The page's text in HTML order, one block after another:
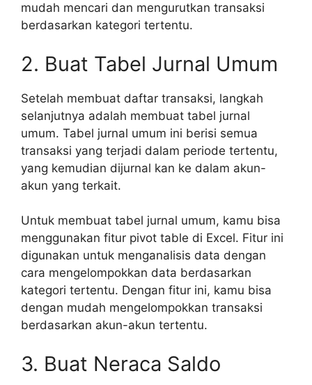
mudah mencari dan mengurutkan transaksi
berdasarkan kategori tertentu.
2. Buat Tabel Jurnal Umum
Setelah membuat daftar transaksi, langkah
selanjutnya adalah membuat tabel jurnal
umum. Tabel jurnal umum ini berisi semua
transaksi yang terjadi dalam periode tertentu,
yang kemudian dijurnal kan ke dalam akun-
akun yang terkait.
Untuk membuat tabel jurnal umum, kamu bisa
menggunakan fitur pivot table di Excel. Fitur ini
digunakan untuk menganalisis data dengan
cara mengelompokkan data berdasarkan
kategori tertentu. Dengan fitur ini, kamu bisa
dengan mudah mengelompokkan transaksi
berdasarkan akun-akun tertentu.
3. Buat Neraca Saldo